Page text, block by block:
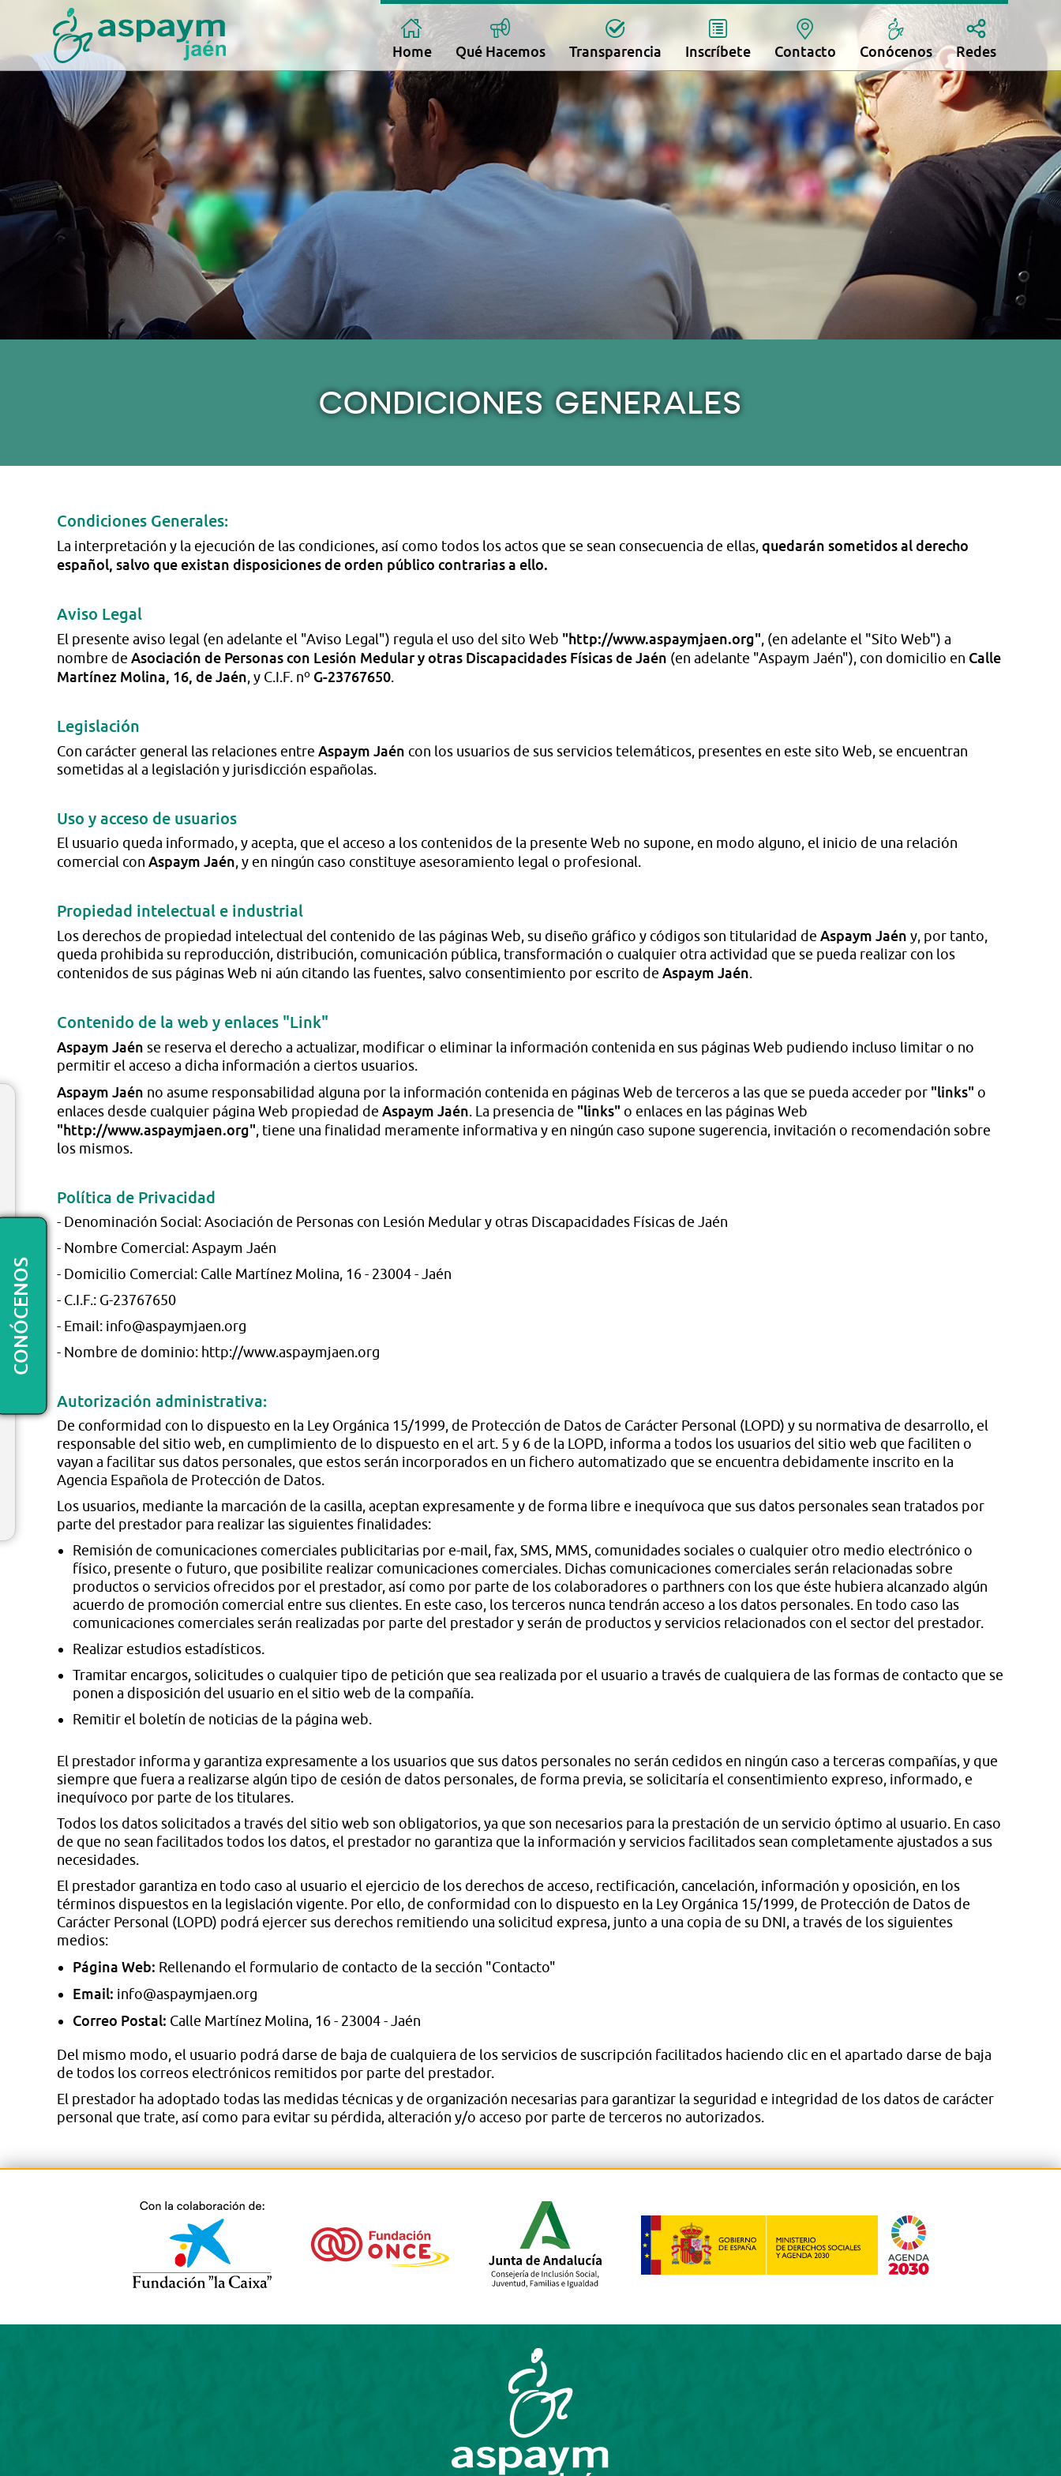
Home Qué Hacemos Transparencia Inscríbete Contacto Conócenos Redes
CONÓCENOS
CONDICIONES GENERALES
Condiciones Generales:
La interpretación y la ejecución de las condiciones, así como todos los actos que se sean consecuencia de ellas,quedarán sometidos al derecho
español, salvo que existan disposiciones de orden público contrarias a ello.
Aviso Legal
El presente aviso legal (en adelante el "Aviso Legal") regula el uso del sito Web "http://www.aspaymjaen.org", (en adelante el "Sito Web") a
nombre de Asociación de Personas con Lesión Medular y otras Discapacidades Físicas de Jaén (en adelante "Aspaym Jaén"), con domicilio en Calle
Martínez Molina, 16, de Jaén, y C.I.F. nº G-23767650.
Legislación
Con carácter general las relaciones entre Aspaym Jaén con los usuarios de sus servicios telemáticos, presentes en este sito Web, se encuentran
sometidas al a legislación y jurisdicción españolas.
Uso y acceso de usuarios
El usuario queda informado, y acepta, que el acceso a los contenidos de la presente Web no supone, en modo alguno, el inicio de una relación
comercial con Aspaym Jaén, y en ningún caso constituye asesoramiento legal o profesional.
Propiedad intelectual e industrial
Los derechos de propiedad intelectual del contenido de las páginas Web, su diseño gráfico y códigos son titularidad de Aspaym Jaén y, por tanto,
queda prohibida su reproducción, distribución, comunicación pública, transformación o cualquier otra actividad que se pueda realizar con los
contenidos de sus páginas Web ni aún citando las fuentes, salvo consentimiento por escrito de Aspaym Jaén.
Contenido de la web y enlaces "Link"
Aspaym Jaén se reserva el derecho a actualizar, modificar o eliminar la información contenida en sus páginas Web pudiendo incluso limitar o no
permitir el acceso a dicha información a ciertos usuarios.
Aspaym Jaén no asume responsabilidad alguna por la información contenida en páginas Web de terceros a las que se pueda acceder por "links" o
enlaces desde cualquier página Web propiedad de Aspaym Jaén. La presencia de "links" o enlaces en las páginas Web
"http://www.aspaymjaen.org", tiene una finalidad meramente informativa y en ningún caso supone sugerencia, invitación o recomendación sobre
los mismos.
Política de Privacidad
- Denominación Social: Asociación de Personas con Lesión Medular y otras Discapacidades Físicas de Jaén
- Nombre Comercial: Aspaym Jaén
- Domicilio Comercial: Calle Martínez Molina, 16 - 23004 - Jaén
- C.I.F.: G-23767650
- Email: info@aspaymjaen.org
- Nombre de dominio: http://www.aspaymjaen.org
Autorización administrativa:
De conformidad con lo dispuesto en la Ley Orgánica 15/1999, de Protección de Datos de Carácter Personal (LOPD) y su normativa de desarrollo, el
responsable del sitio web, en cumplimiento de lo dispuesto en el art. 5 y 6 de la LOPD, informa a todos los usuarios del sitio web que faciliten o
vayan a facilitar sus datos personales, que estos serán incorporados en un fichero automatizado que se encuentra debidamente inscrito en la
Agencia Española de Protección de Datos.
Los usuarios, mediante la marcación de la casilla, aceptan expresamente y de forma libre e inequívoca que sus datos personales sean tratados por
parte del prestador para realizar las siguientes finalidades:
Remisión de comunicaciones comerciales publicitarias por e-mail, fax, SMS, MMS, comunidades sociales o cualquier otro medio electrónico o
físico, presente o futuro, que posibilite realizar comunicaciones comerciales. Dichas comunicaciones comerciales serán relacionadas sobre
productos o servicios ofrecidos por el prestador, así como por parte de los colaboradores o parthners con los que éste hubiera alcanzado algún
acuerdo de promoción comercial entre sus clientes. En este caso, los terceros nunca tendrán acceso a los datos personales. En todo caso las
comunicaciones comerciales serán realizadas por parte del prestador y serán de productos y servicios relacionados con el sector del prestador.
Realizar estudios estadísticos.
Tramitar encargos, solicitudes o cualquier tipo de petición que sea realizada por el usuario a través de cualquiera de las formas de contacto que se
ponen a disposición del usuario en el sitio web de la compañía.
Remitir el boletín de noticias de la página web.
El prestador informa y garantiza expresamente a los usuarios que sus datos personales no serán cedidos en ningún caso a terceras compañías, y que
siempre que fuera a realizarse algún tipo de cesión de datos personales, de forma previa, se solicitaría el consentimiento expreso, informado, e
inequívoco por parte de los titulares.
Todos los datos solicitados a través del sitio web son obligatorios, ya que son necesarios para la prestación de un servicio óptimo al usuario. En caso
de que no sean facilitados todos los datos, el prestador no garantiza que la información y servicios facilitados sean completamente ajustados a sus
necesidades.
El prestador garantiza en todo caso al usuario el ejercicio de los derechos de acceso, rectificación, cancelación, información y oposición, en los
términos dispuestos en la legislación vigente. Por ello, de conformidad con lo dispuesto en la Ley Orgánica 15/1999, de Protección de Datos de
Carácter Personal (LOPD) podrá ejercer sus derechos remitiendo una solicitud expresa, junto a una copia de su DNI, a través de los siguientes
medios:
Página Web: Rellenando el formulario de contacto de la sección "Contacto"
Email: info@aspaymjaen.org
Correo Postal: Calle Martínez Molina, 16 - 23004 - Jaén
Del mismo modo, el usuario podrá darse de baja de cualquiera de los servicios de suscripción facilitados haciendo clic en el apartado darse de baja
de todos los correos electrónicos remitidos por parte del prestador.
El prestador ha adoptado todas las medidas técnicas y de organización necesarias para garantizar la seguridad e integridad de los datos de carácter
personal que trate, así como para evitar su pérdida, alteración y/o acceso por parte de terceros no autorizados.